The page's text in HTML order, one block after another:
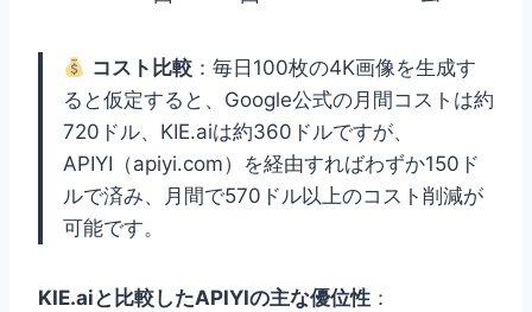
コスト比較 ：毎日100枚の4K画像を生成す
ると仮定すると、Google公式の月間コストは約
720ドル、KIE.aiは約360ドルですが、
APIYI（apiyi.com）を経由すればわずか150ド
ルで済み、月間で570ドル以上のコスト削減が
可能です。
KIE.aiと比較したAPIYIの主な優位性 ：